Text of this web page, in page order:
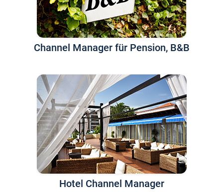
Channel Manager für Pension, B&B
Hotel Channel Manager